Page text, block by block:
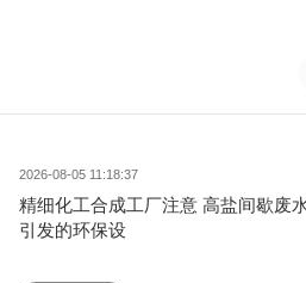
2026-08-05 11:18:37
精细化工合成工厂注意 高盐间歇废
引发的环保设